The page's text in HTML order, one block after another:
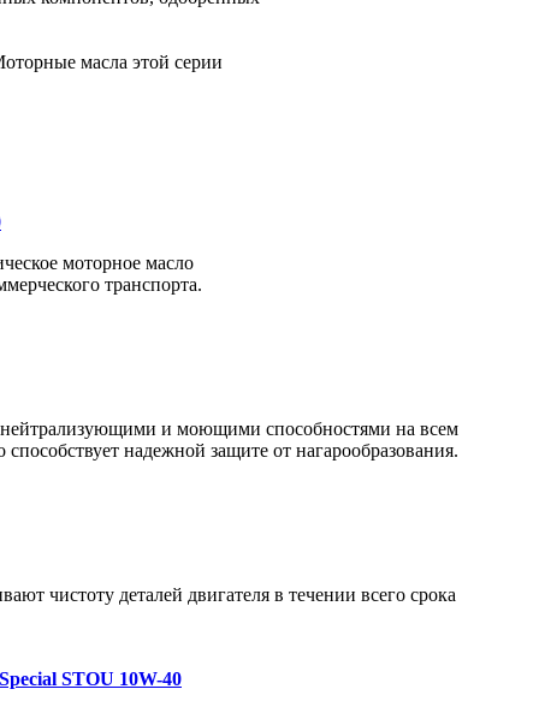
масла этой серии
моторное масло
транспорта.
и моющими способностями на всем
надежной защите от нагарообразования.
чистоту деталей двигателя в течении всего срока
STOU 10W-40